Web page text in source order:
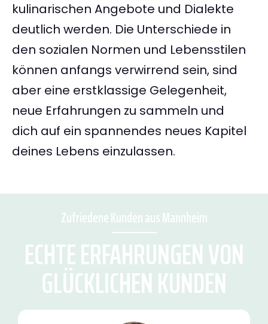
kulinarischen Angebote und Dialekte
deutlich werden. Die Unterschiede in
den sozialen Normen und Lebensstilen
können anfangs verwirrend sein, sind
aber eine erstklassige Gelegenheit,
neue Erfahrungen zu sammeln und
dich auf ein spannendes neues Kapitel
deines Lebens einzulassen.
Zufriedene Kunden aus Mannheim
ECHTE ERFAHRUNGEN VON
GLÜCKLICHEN KUNDEN